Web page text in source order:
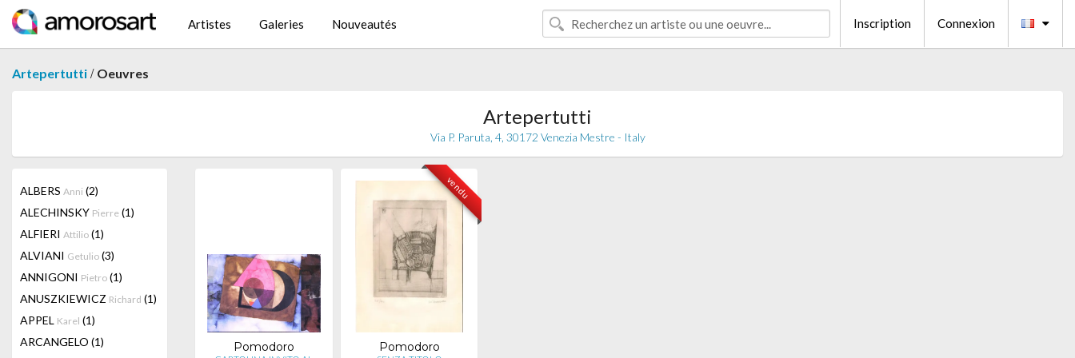
Artistes Galeries Nouveautés Inscription Connexion
Artepertutti / Oeuvres
Artepertutti
Via P. Paruta, 4, 30172 Venezia Mestre - Italy
ALBERS Anni (2)
ALECHINSKY Pierre (1)
ALFIERI Attilio (1)
ALVIANI Getulio (3)
ANNIGONI Pietro (1)
ANUSZKIEWICZ Richard (1)
APPEL Karel (1)
ARCANGELO (1)
Pomodoro
vendu
Pomodoro